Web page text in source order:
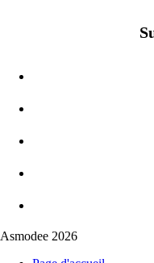
Asmodee 2026